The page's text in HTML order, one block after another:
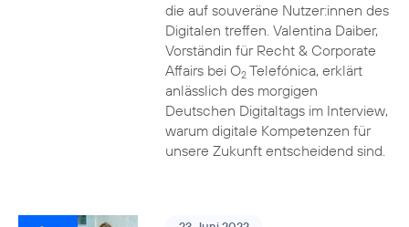
die auf souveräne Nutzer:innen des
Digitalen treffen. Valentina Daiber,
Vorständin für Recht & Corporate
Affairs bei O2Telefónica, erklärt
anlässlich des morgigen
Deutschen Digitaltags im Interview,
warum digitale Kompetenzen für
unsere Zukunft entscheidend sind.